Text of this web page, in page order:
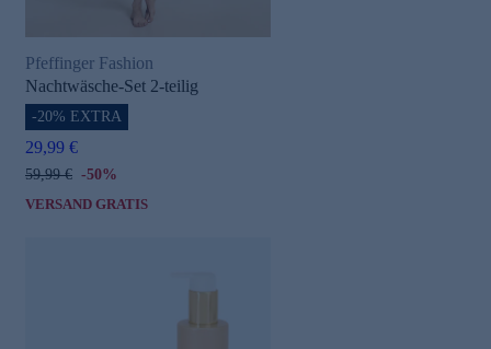
Pfeffinger Fashion
Nachtwäsche-Set 2-teilig
-20% EXTRA
29,99 €
59,99 € -50%
VERSAND GRATIS